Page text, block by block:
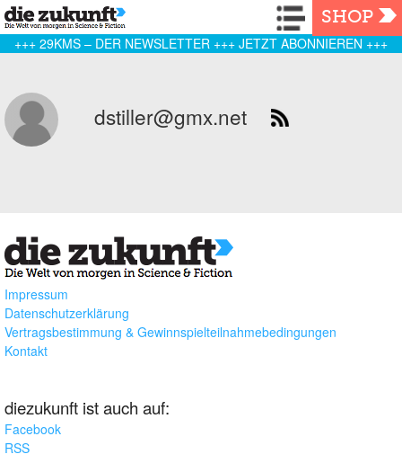
Navigation
SHOP
+++ 29KMS – DER NEWSLETTER +++ JETZT ABONNIEREN +++
dstiller@gmx.net
Impressum
Datenschutzerklärung
Vertragsbestimmung & Gewinnspielteilnahmebedingungen
Kontakt
diezukunft ist auch auf:
Facebook
RSS